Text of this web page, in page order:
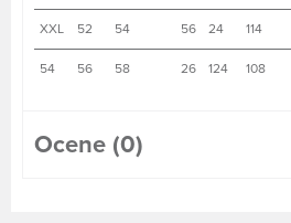
XXL 52 54 56 24 114
54 56 58 26 124 108
Ocene (0)